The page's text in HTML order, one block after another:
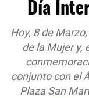
Día
Hoy, 8 de
de la Mujer y,
conjunto con el
Plaza San